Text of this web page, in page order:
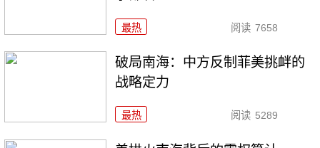
最热 阅读 7658
破局南海：中方反制菲美挑衅的
战略定力
最热 阅读 5289